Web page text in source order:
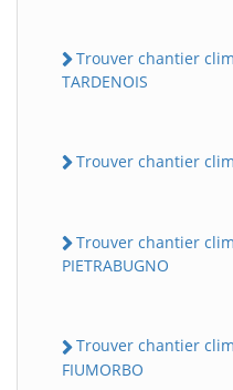
Trouver chantier
TARDENOIS
Trouver chantier
Trouver chantier
PIETRABUGNO
Trouver chantier
FIUMORBO